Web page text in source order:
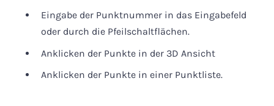
Eingabe der Punktnummer in das Eingabefeld
oder durch die Pfeilschaltflächen.
Anklicken der Punkte in der 3D Ansicht
Anklicken der Punkte in einer Punktliste.